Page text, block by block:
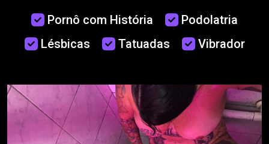
Pornô com História
Podolatria
Lésbicas
Tatuadas Vibrador